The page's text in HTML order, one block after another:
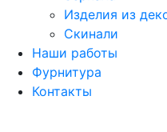
Изделия из
Скинали
Наши работы
Фурнитура
Контакты